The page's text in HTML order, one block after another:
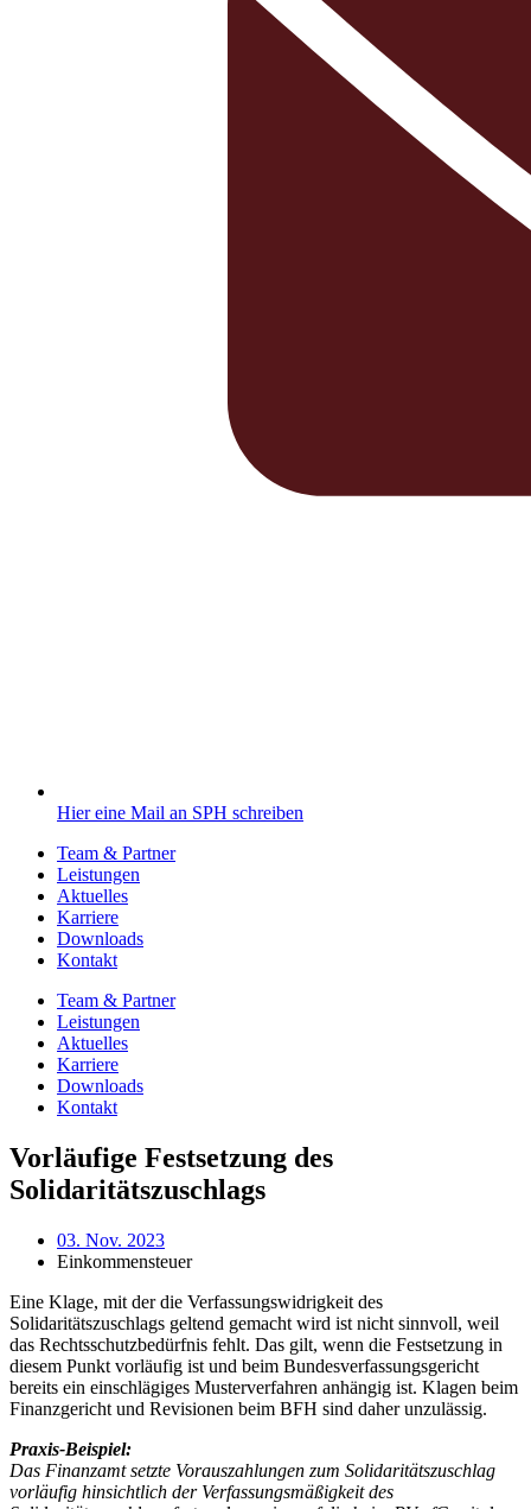
Hier eine Mail an SPH schreiben
Team & Partner
Leistungen
Aktuelles
Karriere
Downloads
Kontakt
Team & Partner
Leistungen
Aktuelles
Karriere
Downloads
Kontakt
Vorläufige Festsetzung des
Solidaritätszuschlags
03. Nov. 2023
Einkommensteuer
Eine Klage, mit der die Verfassungswidrigkeit des
Solidaritätszuschlags geltend gemacht wird ist nicht sinnvoll, weil
das Rechtsschutzbedürfnis fehlt. Das gilt, wenn die Festsetzung in
diesem Punkt vorläufig ist und beim Bundesverfassungsgericht
bereits ein einschlägiges Musterverfahren anhängig ist. Klagen beim
Finanzgericht und Revisionen beim BFH sind daher unzulässig.
Praxis-Beispiel:
Das Finanzamt setzte Vorauszahlungen zum Solidaritätszuschlag
vorläufig hinsichtlich der Verfassungsmäßigkeit des